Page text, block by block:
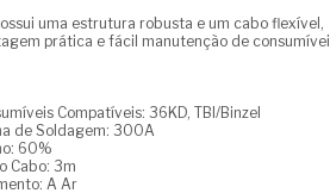
uma estrutura robusta e um cabo flexível,
prática e fácil manutenção de
Compatíveis: 36KD, TBI/Binzel
de Soldagem: 300A
60%
Cabo: 3m
A Ar